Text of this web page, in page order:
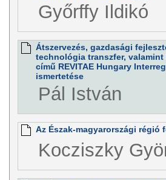
Győrffy Ildikó
Átszervezés, gazdasági
technológia transzfer,
című REVITAE Hungary
ismertetése
Pál István
Az Észak-magyarországi régió
Kocziszky